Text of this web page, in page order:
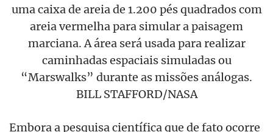
uma caixa de areia de 1.200 pés quadrados com
areia vermelha para simular a paisagem
marciana. A área será usada para realizar
caminhadas espaciais simuladas ou
“Marswalks” durante as missões análogas.
BILL STAFFORD/NASA
Embora a pesquisa científica que de fato ocorre